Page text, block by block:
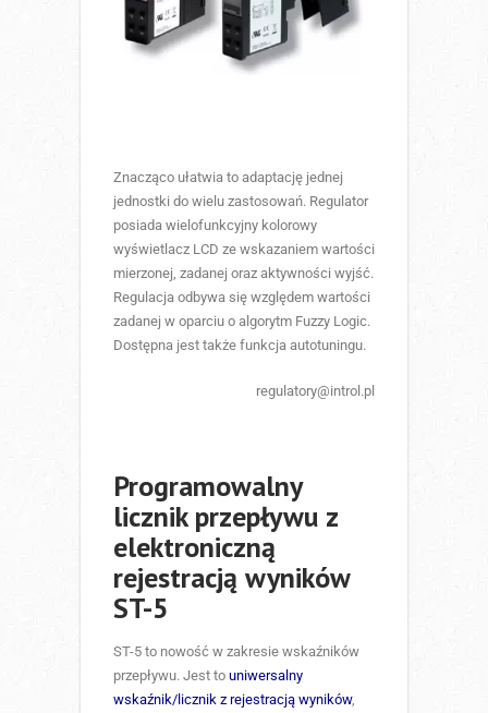
Znacząco ułatwia to adaptację jednej
jednostki do wielu zastosowań. Regulator
posiada wielofunkcyjny kolorowy
wyświetlacz LCD ze wskazaniem wartości
mierzonej, zadanej oraz aktywności wyjść.
Regulacja odbywa się względem wartości
zadanej w oparciu o algorytm Fuzzy Logic.
Dostępna jest także funkcja autotuningu.
regulatory@introl.pl
Programowalny
licznik przepływu z
elektroniczną
rejestracją wyników
ST-5
ST-5 to nowość w zakresie wskaźników
przepływu. Jest to uniwersalny
wskaźnik/licznik z rejestracją wyników,